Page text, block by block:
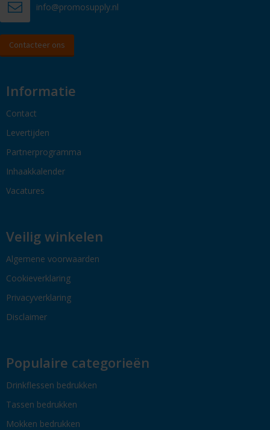
info@promosupply.nl
Contacteer ons
Informatie
Contact
Levertijden
Partnerprogramma
Inhaakkalender
Vacatures
Veilig winkelen
Algemene voorwaarden
Cookieverklaring
Privacyverklaring
Disclaimer
Populaire categorieën
Drinkflessen bedrukken
Tassen bedrukken
Mokken bedrukken